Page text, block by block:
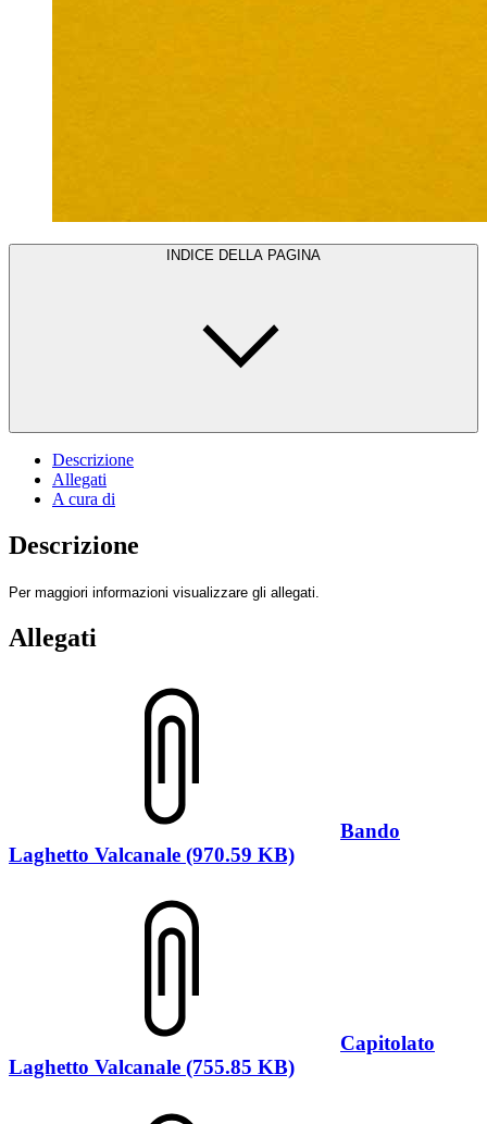
INDICE DELLA PAGINA
Descrizione
Allegati
A cura di
Descrizione
Per maggiori informazioni visualizzare gli allegati.
Allegati
Bando
Laghetto Valcanale (970.59 KB)
Capitolato
Laghetto Valcanale (755.85 KB)